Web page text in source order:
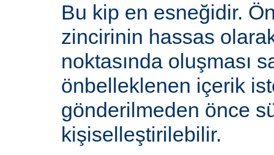
Bu kip en esneğidir.
zincirinin hassas
noktasında oluşması
önbelleklenen içerik
gönderilmeden önce
kişiselleştirilebilir.